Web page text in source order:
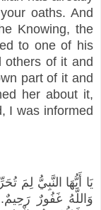
oaths. And
Knowing, the
to one of his
others of it and
part of it and
her about it,
I was informed
يَا أَيُّهَا النَّبِيُّ لِمَ
وَاللَّهُ غَفُورٌ